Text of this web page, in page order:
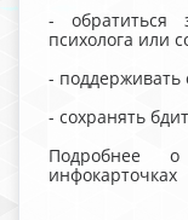
-
психолога или
- поддерживать
- сохранять
Подробнее
инфокарточках